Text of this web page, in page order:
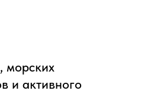
морских
и активного